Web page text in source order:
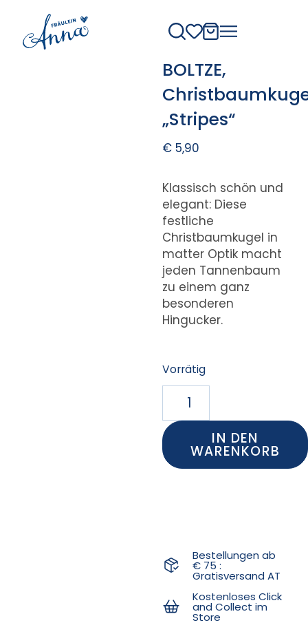
BOLTZE,
„Stripes“
€5,90
Klassisch schön und
elegant: Diese
festliche
Christbaumkugel in
matter Optik macht
jeden Tannenbaum
zu einem ganz
besonderen
Hingucker.
Vorrätig
IN DEN
WARENKORB
Bestellungen ab
€ 75 :
Gratisversand AT
Kostenloses Click
and Collect im
Store